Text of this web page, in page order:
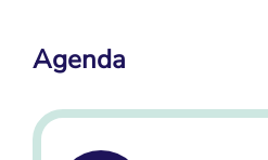
Agenda